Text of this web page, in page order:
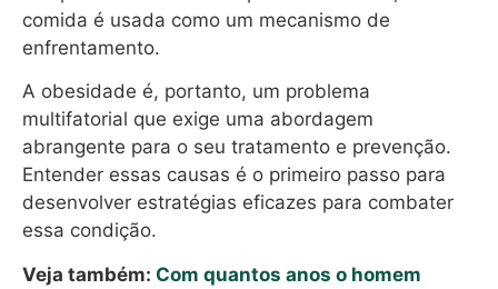
comida é usada como um mecanismo de
enfrentamento.
A obesidade é, portanto, um problema
multifatorial que exige uma abordagem
abrangente para o seu tratamento e prevenção.
Entender essas causas é o primeiro passo para
desenvolver estratégias eficazes para combater
essa condição.
Veja também: Com quantos anos o homem